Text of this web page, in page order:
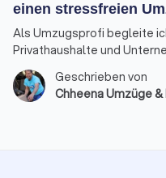
einen stressfreien
Als Umzugsprofi begleite
Privathaushalte und
Ortswechsel. Die gute
Umzugsplanung kann der
und entspannt ablaufen.
Geschrieben von
Chheena Umzüge